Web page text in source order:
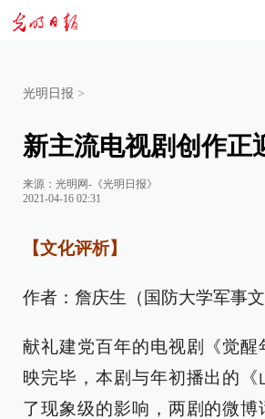
光明日报 >
新主流电视剧创作正
来源： 光明网-《光明日报》
2021-04-16 02:31
【文化评析】
作者：詹庆生（国防大学军事文
献礼建党百年的电视剧《觉醒
映完毕，本剧与年初播出的《
了现象级的影响，两剧的微博